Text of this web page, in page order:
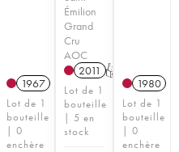
1967
Lot de 1
bouteille
| 0
enchère
Émilion
Grand
Cru
AOC
2011 T
Lot de 1
bouteille
| 5 en
stock
1980
Lot de 1
bouteille
| 0
enchère